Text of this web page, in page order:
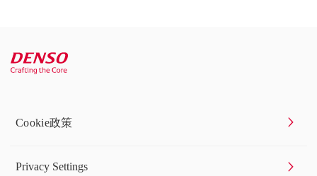
Cookie政策
Privacy Settings